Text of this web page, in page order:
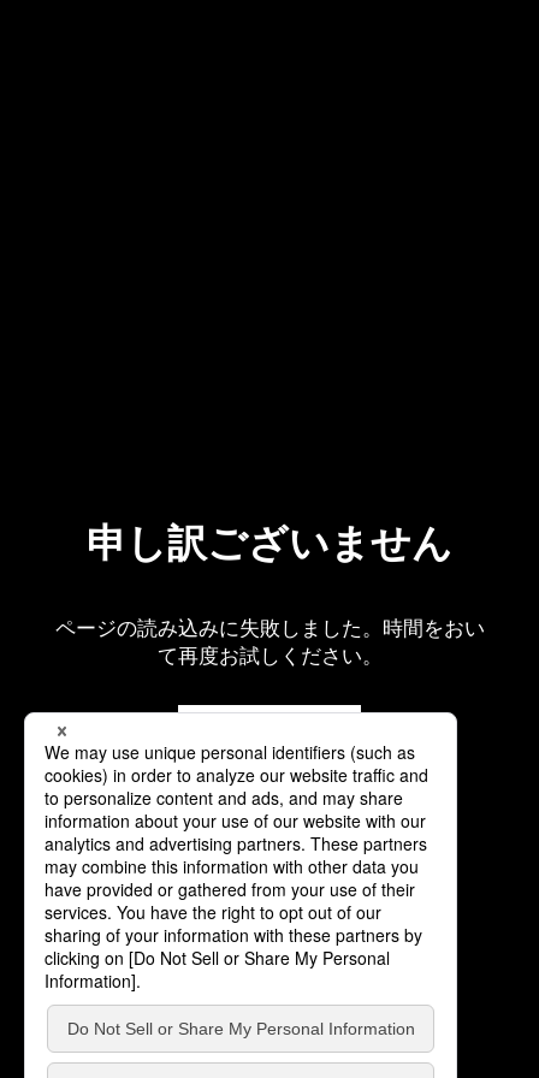
申し訳ございません
ページの読み込みに失敗しました。時間をおい
て再度お試しください。